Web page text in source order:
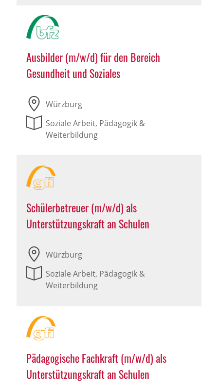
Ausbilder (m/w/d) für den Bereich
Gesundheit und Soziales
Würzburg
Soziale Arbeit, Pädagogik &
Weiterbildung
Schülerbetreuer (m/w/d) als
Unterstützungskraft an Schulen
Würzburg
Soziale Arbeit, Pädagogik &
Weiterbildung
Pädagogische Fachkraft (m/w/d) als
Unterstützungskraft an Schulen